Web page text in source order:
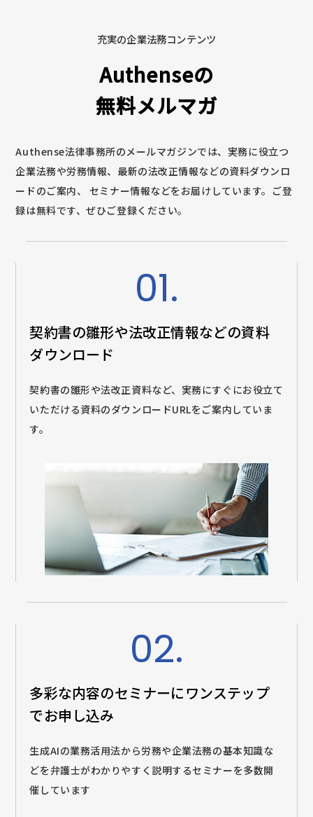
充実の企業法務コンテンツ
Authenseの
無料メルマガ
Authense法律事務所のメールマガジンでは、実務に役立つ
企業法務や労務情報、最新の法改正情報などの資料ダウンロ
ードのご案内、
セミナー情報などをお届けしています。ご登
録は無料です、ぜひご登録ください。
01.
契約書の雛形や法改正情報などの資料
ダウンロード
契約書の雛形や法改正資料など、実務にすぐにお役立て
いただける資料のダウンロードURLをご案内していま
す。
02.
多彩な内容のセミナーにワンステップ
でお申し込み
生成AIの業務活用法から労務や企業法務の基本知識な
どを弁護士がわかりやすく説明するセミナーを多数開
催しています